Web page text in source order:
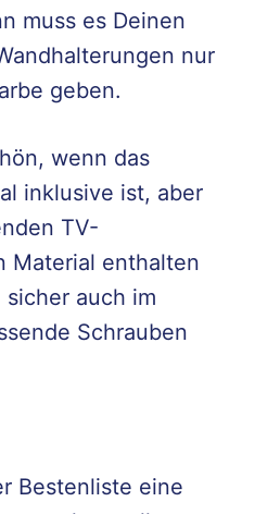
muss es Deinen
nur
geben.
wenn das
inklusive ist, aber
TV-
Material enthalten
auch im
Schrauben
Bestenliste eine